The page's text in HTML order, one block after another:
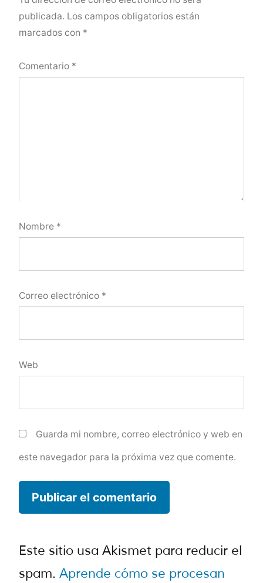
publicada. Los campos obligatorios están
marcados con *
Comentario *
Nombre *
Correo electrónico *
Web
Guarda mi nombre, correo electrónico y web en
este navegador para la próxima vez que comente.
Este sitio usa Akismet para reducir el
spam. Aprende cómo se procesan